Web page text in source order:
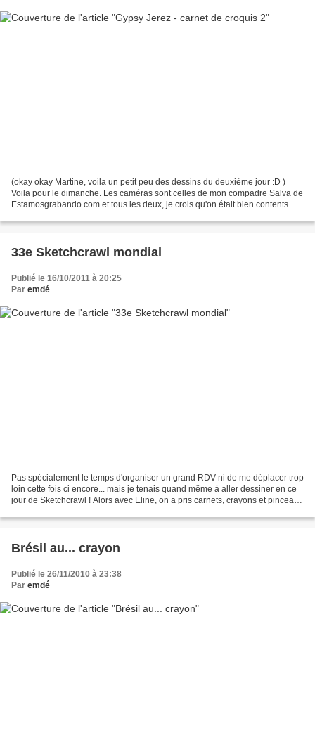
(okay okay Martine, voila un petit peu des dessins du deuxième jour :D )
Voila pour le dimanche. Les caméras sont celles de mon compadre Salva de
Estamosgrabando.com et tous les deux, je crois qu'on était bien contents
33e Sketchcrawl mondial
Publié le 16/10/2011 à 20:25
Par emdé
Pas spécialement le temps d'organiser un grand RDV ni de me déplacer trop
loin cette fois ci encore... mais je tenais quand même à aller dessiner en ce
jour de Sketchcrawl ! Alors avec Eline, on a pris carnets, crayons et pinceaux
Brésil au... crayon
Publié le 26/11/2010 à 23:38
Par emdé